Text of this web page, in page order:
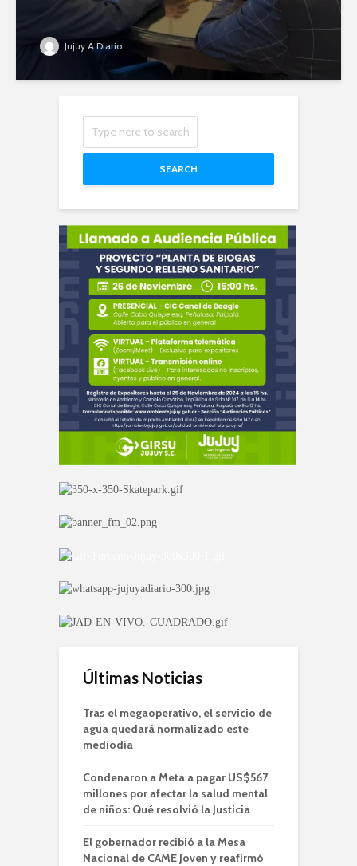
Jujuy A Diario
SEARCH
Últimas Noticias
Tras el megaoperativo, el servicio de
agua quedará normalizado este
mediodía
Condenaron a Meta a pagar US$567
millones por afectar la salud mental
de niños: Qué resolvió la Justicia
El gobernador recibió a la Mesa
Nacional de CAME Joven y reafirmó